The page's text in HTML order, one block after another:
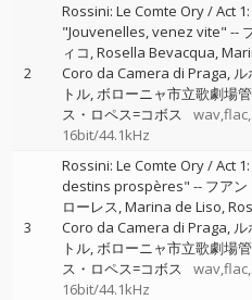
2
Rossini: Le Comte Ory / Act
"Jouvenelles, venez vite" --
ィコ Rosella Bevacqua
Coro da Camera di Praga ル
トル ボローニャ市立歌劇場
ス・ロペス=コボス
16bit/44.1kHz
3
Rossini: Le Comte Ory / Act
destins prospères" -- フアン
ローレス Marina de Liso
Coro da Camera di Praga ル
トル ボローニャ市立歌劇場
ス・ロペス=コボス
16bit/44.1kHz